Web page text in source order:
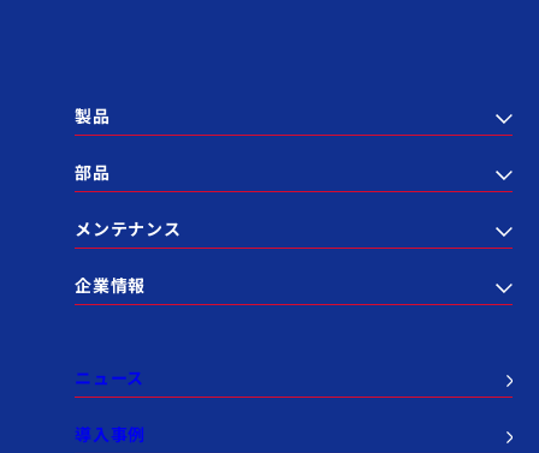
製品
部品
メンテナンス
企業情報
ニュース
導入事例